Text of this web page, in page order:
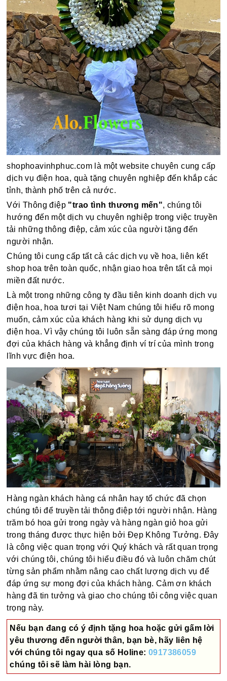
shophoavinhphuc.com là một website chuyên cung cấp
dịch vụ điện hoa, quà tặng chuyên nghiệp đến khắp các
tỉnh, thành phố trên cả nước.
Với Thông điệp "trao tình thương mến", chúng tôi
hướng đến một dịch vụ chuyên nghiệp trong việc truyền
tải những thông điệp, cảm xúc của người tặng đến
người nhận.
Chúng tôi cung cấp tất cả các dịch vụ về hoa, liên kết
shop hoa trên toàn quốc, nhận giao hoa trên tất cả mọi
miền đất nước.
Là một trong những công ty đầu tiên kinh doanh dịch vụ
điện hoa, hoa tươi tại Việt Nam chúng tôi hiểu rõ mong
muốn, cảm xúc của khách hàng khi sử dụng dịch vụ
điện hoa. Vì vậy chúng tôi luôn sẵn sàng đáp ứng mong
đợi của khách hàng và khẳng định ví trí của mình trong
lĩnh vực điện hoa.
Hàng ngàn khách hàng cá nhân hay tổ chức đã chọn
chúng tôi để truyền tải thông điệp tới người nhận. Hàng
trăm bó hoa gửi trong ngày và hàng ngàn giỏ hoa gửi
trong tháng được thực hiện bởi Đẹp Không Tưởng. Đây
là công việc quan trọng với Quý khách và rất quan trọng
với chúng tôi, chúng tôi hiểu điều đó và luôn chăm chút
từng sản phẩm nhằm nâng cao chất lượng dịch vụ để
đáp ứng sự mong đợi của khách hàng. Cảm ơn khách
hàng đã tin tưởng và giao cho chúng tôi công việc quan
trọng này.
Nếu bạn đang có ý định tặng hoa hoặc gửi gấm lời
yêu thương đến người thân, bạn bè, hãy liên hệ
với chúng tôi ngay qua số Holine:0917386059
chúng tôi sẽ làm hài lòng bạn.